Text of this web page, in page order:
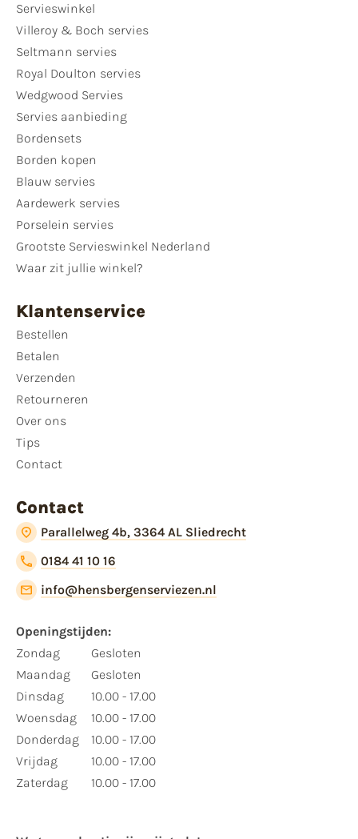
Servieswinkel
Villeroy & Boch servies
Seltmann servies
Royal Doulton servies
Wedgwood Servies
Servies aanbieding
Bordensets
Borden kopen
Blauw servies
Aardewerk servies
Porselein servies
Grootste Servieswinkel Nederland
Waar zit jullie winkel?
Klantenservice
Bestellen
Betalen
Verzenden
Retourneren
Over ons
Tips
Contact
Contact
Parallelweg 4b, 3364 AL Sliedrecht
0184 41 10 16
info@hensbergenserviezen.nl
Openingstijden:
Zondag
Maandag
Dinsdag
Woensdag
Donderdag
Vrijdag
Zaterdag
Gesloten
Gesloten
10.00 - 17.00
10.00 - 17.00
10.00 - 17.00
10.00 - 17.00
10.00 - 17.00